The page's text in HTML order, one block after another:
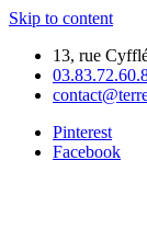
Skip to content
13, rue
Pinterest
Facebook